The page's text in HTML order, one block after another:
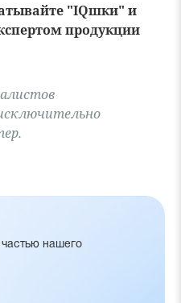
"IQшки" и
продукции
частью нашего